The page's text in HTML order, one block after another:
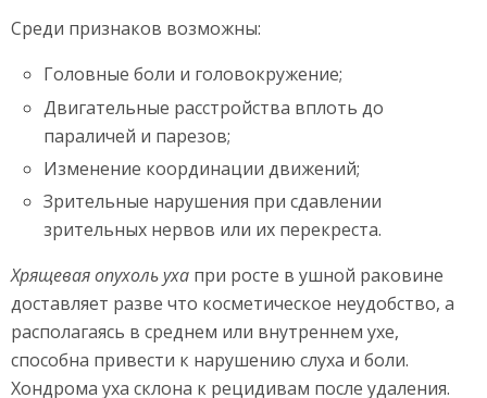
Среди признаков возможны:
Головные боли и головокружение;
Двигательные расстройства вплоть до
параличей и парезов;
Изменение координации движений;
Зрительные нарушения при сдавлении
зрительных нервов или их перекреста.
Хрящевая опухоль уха при росте в ушной раковине
доставляет разве что косметическое неудобство, а
располагаясь в среднем или внутреннем ухе,
способна привести к нарушению слуха и боли.
Хондрома уха склона к рецидивам после удаления.